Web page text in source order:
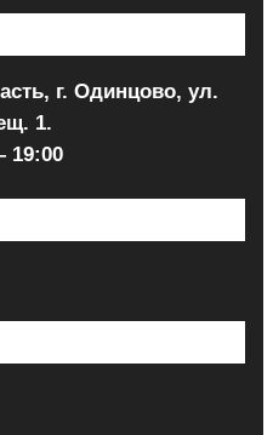
г. Одинцово, ул.
1.
19:00